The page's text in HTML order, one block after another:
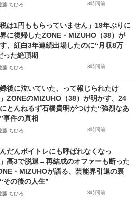
藤 ちひろ 8時間前
税は1円ももらっていません」19年ぶりに
に復帰したZONE・MIZUHO（38）が
、紅白3年連続出場したのに“月収8万
った絶頂期
藤 ちひろ 8時間前
録後に泣いていた、って報じられたけ
ZONEのMIZUHO（38）が明かす、24
とんねるず石橋貴明がつけた“強烈なあ
事件の真相
藤 ちひろ 8時間前
んだんボイトレにも呼ばれなくなっ
高3で脱退→再結成のオファーも断った
・MIZUHOが語る、芸能界引退の裏
その後の人生”
藤 ちひろ 8時間前